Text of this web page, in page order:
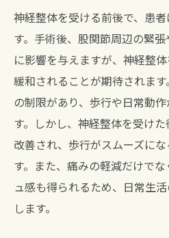
神経整体を受ける前後で、患
す。手術後、股関節周辺の緊
に影響を与えますが、神経整
緩和されることが期待されま
の制限があり、歩行や日常動
す。しかし、神経整体を受け
改善され、歩行がスムーズに
す。また、痛みの軽減だけで
ュ感も得られるため、日常生
します。